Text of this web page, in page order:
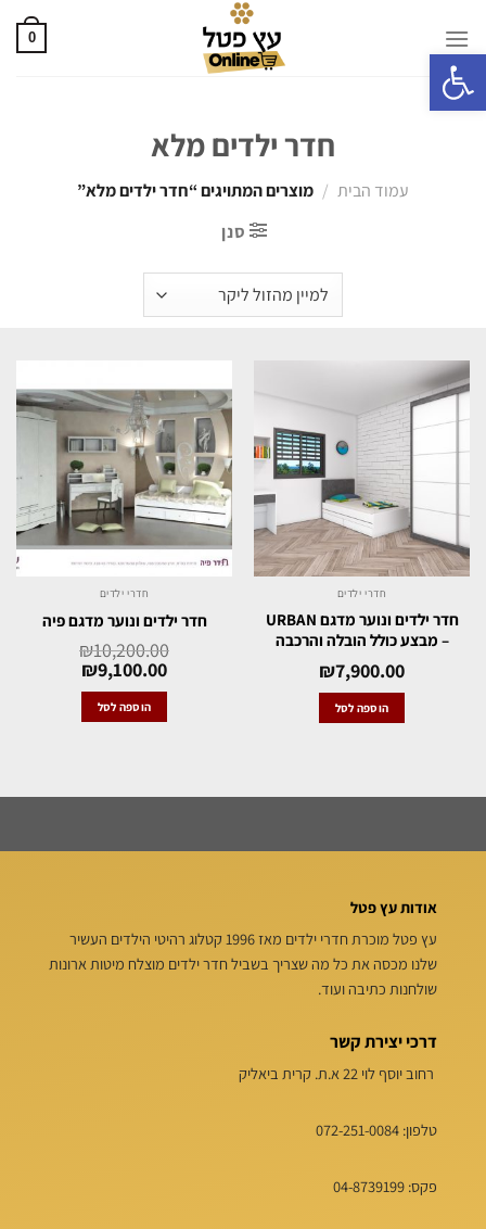
פתח סרגל נגישות
0
חדר ילדים מלא
עמוד הבית / מוצרים המתויגים “חדר ילדים מלא”
סנן
חדרי ילדים
חדר ילדים ונוער מדגם URBAN
– מבצע כולל הובלה והרכבה
₪7,900.00
הוספה לסל
חדרי ילדים
חדר ילדים ונוער מדגם פיה
₪10,200.00
₪9,100.00
הוספה לסל
אודות עץ פטל
עץ פטל מוכרת חדרי ילדים מאז 1996 קטלוג רהיטי הילדים העשיר
שלנו מכסה את כל מה שצריך בשביל חדר ילדים מוצלח מיטות ארונות
שולחנות כתיבה ועוד.
דרכי יצירת קשר
רחוב יוסף לוי 22 א.ת. קרית ביאליק
טלפון: 072-251-0084
פקס: 04-8739199